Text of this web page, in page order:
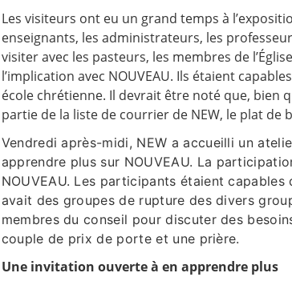
Les visiteurs ont eu un grand temps à
enseignants, les administrateurs, les
visiter avec les pasteurs, les membres de
l’implication avec NOUVEAU. Ils étaient
école chrétienne. Il devrait être noté que, bien
partie de la liste de courrier de NEW, le plat
Vendredi après-midi, NEW a accueilli un
apprendre plus sur NOUVEAU. La
NOUVEAU. Les participants étaient
avait des groupes de rupture des divers
membres du conseil pour discuter des
couple de prix de porte et une prière.
Une invitation ouverte à en apprendre plus